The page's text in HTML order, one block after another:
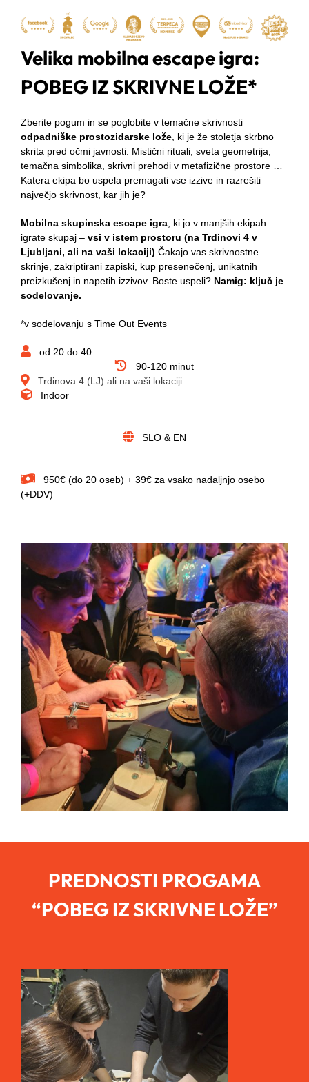
Velika mobilna escape igra:
POBEG IZ SKRIVNE LOŽE*
Zberite pogum in se poglobite v temačne skrivnosti
odpadniške prostozidarske lože, ki je že stoletja skrbno
skrita pred očmi javnosti. Mistični rituali, sveta geometrija,
temačna simbolika, skrivni prehodi v metafizične prostore …
Katera ekipa bo uspela premagati vse izzive in razrešiti
največjo skrivnost, kar jih je?
Mobilna skupinska escape igra, ki jo v manjših ekipah
igrate skupaj – vsi v istem prostoru (na Trdinovi 4 v
Ljubljani, ali na vaši lokaciji) Čakajo vas skrivnostne
skrinje, zakriptirani zapiski, kup presenečenj, unikatnih
preizkušenj in napetih izzivov. Boste uspeli? Namig: ključ je
sodelovanje.
*v sodelovanju s Time Out Events
od 20 do 40
90-120 minut
Trdinova 4 (LJ) ali na vaši lokaciji
Indoor
SLO & EN
950€ (do 20 oseb) + 39€ za vsako nadaljnjo osebo
(+DDV)
PREDNOSTI PROGAMA
“POBEG IZ SKRIVNE LOŽE”